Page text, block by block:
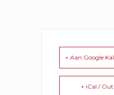
+ Aan Google
+ iCal /